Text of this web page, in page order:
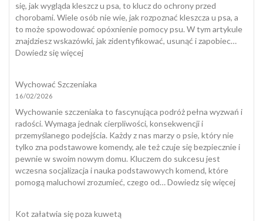
do
się, jak wygląda kleszcz u psa, to klucz do ochrony przed
chorobami. Wiele osób nie wie, jak rozpoznać kleszcza u psa, a
to może spowodować opóxnienie pomocy psu. W tym artykule
znajdziesz wskazówki, jak zidentyfikować, usunąć i zapobiec…
Dowiedz się więcej:
kleszcz
psa?
Wychować Szczeniaka
16/02/2026
Wychowanie szczeniaka to fascynująca podróż pełna wyzwań i
radości. Wymaga jednak cierpliwości, konsekwencji i
przemyślanego podejścia. Każdy z nas marzy o psie, który nie
tylko zna podstawowe komendy, ale też czuje się bezpiecznie i
pewnie w swoim nowym domu. Kluczem do sukcesu jest
wczesna socjalizacja i nauka podstawowych komend, które
pomogą maluchowi zrozumieć, czego od…Dowiedz się więcej:
Kot załatwia się poza kuwetą